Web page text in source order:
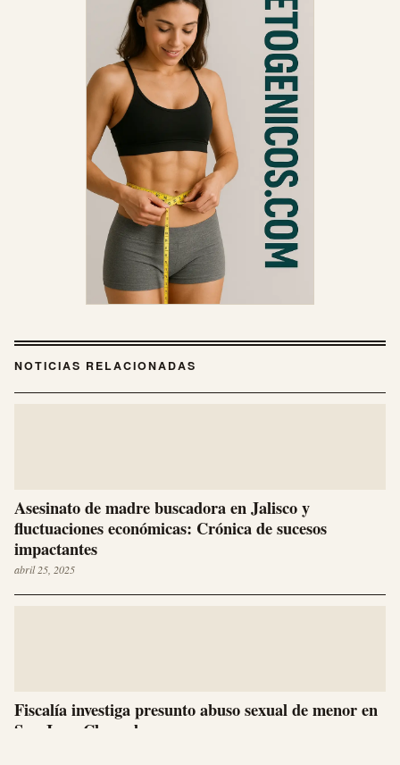
NOTICIAS RELACIONADAS
Asesinato de madre buscadora en Jalisco y
fluctuaciones económicas: Crónica de sucesos
impactantes
abril 25, 2025
Fiscalía investiga presunto abuso sexual de menor en
San Juan Chamula